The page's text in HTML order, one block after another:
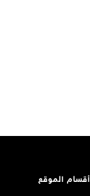
أقسام الموقع